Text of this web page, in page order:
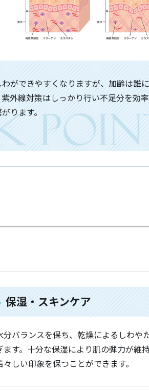
ができやすくなりますが、加齢は誰
外線対策はしっかり行い不足分を効
ります。
保湿・スキンケア
分バランスを保ち、乾燥によるしわや
ます。十分な保湿により肌の弾力が維
々しい印象を保つことができます。